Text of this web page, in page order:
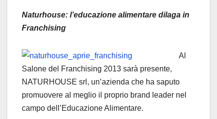
Naturhouse: l’educazione alimentare dilaga in
Franchising
Al
Salone del Franchising 2013 sarà presente,
NATURHOUSE srl, un’azienda che ha saputo
promuovere al meglio il proprio brand leader nel
campo dell’Educazione Alimentare.